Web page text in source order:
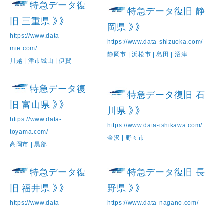
特急データ復
旧 三重県 》》
https://www.data-
mie.com/
川越 | 津市城山 | 伊賀
特急データ復旧 静
岡県 》》
https://www.data-shizuoka.com/
静岡市 | 浜松市 | 島田 | 沼津
特急データ復
旧 富山県 》》
https://www.data-
toyama.com/
高岡市 | 黒部
特急データ復旧 石
川県 》》
https://www.data-ishikawa.com/
金沢 | 野々市
特急データ復
旧 福井県 》》
https://www.data-
特急データ復旧 長
野県 》》
https://www.data-nagano.com/